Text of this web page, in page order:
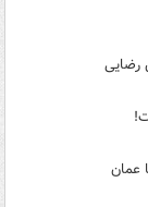
رضایی
عمان